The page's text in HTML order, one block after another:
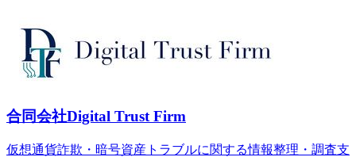
合同会社Digital Trust Firm
仮想通貨詐欺・暗号資産トラブルに関する情報整理・調査支